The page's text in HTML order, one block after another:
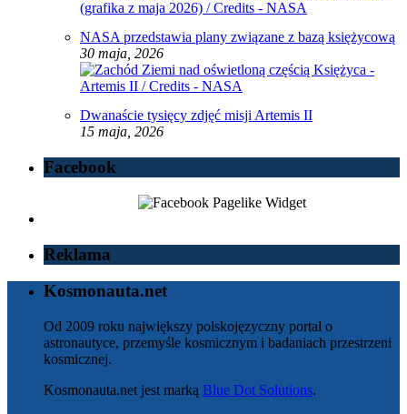
NASA przedstawia plany związane z bazą księżycową
30 maja, 2026
Dwanaście tysięcy zdjęć misji Artemis II
15 maja, 2026
Facebook
Reklama
Kosmonauta.net
Od 2009 roku największy polskojęzyczny portal o
astronautyce, przemyśle kosmicznym i badaniach przestrzeni
kosmicznej.
Kosmonauta.net jest marką Blue Dot Solutions.